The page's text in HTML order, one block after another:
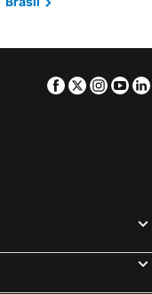
Facebook
Twitter